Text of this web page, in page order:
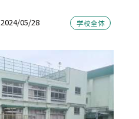
2024/05/28 学校全体